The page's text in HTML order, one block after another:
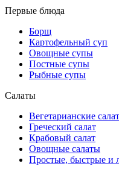
Первые блюда
Борщ
Картофельный суп
Овощные супы
Постные супы
Рыбные супы
Салаты
Вегетарианские
Греческий салат
Крабовый салат
Овощные салаты
Простые, быстрые и